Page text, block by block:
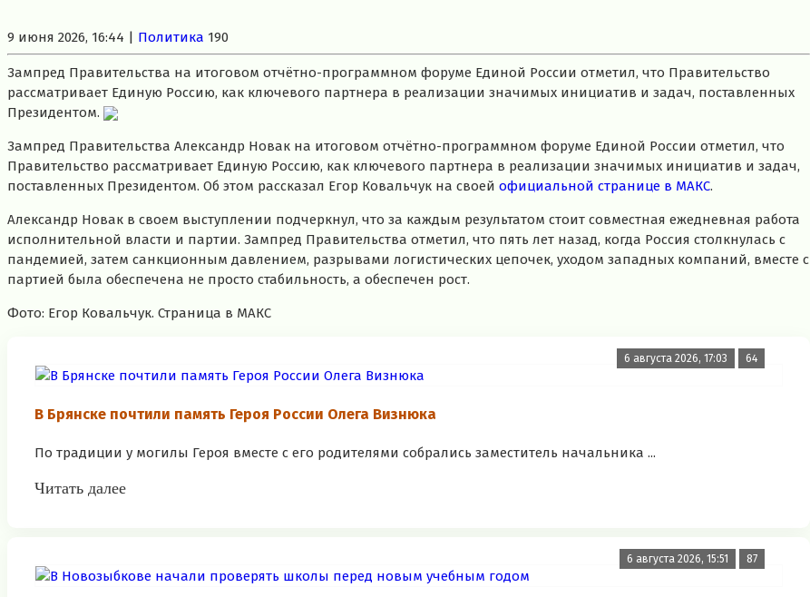
9 июня 2026, 16:44 | Политика 190
Зампред Правительства на итоговом отчётно-программном форуме Единой России отметил, что Правительство
рассматривает Единую Россию, как ключевого партнера в реализации значимых инициатив и задач, поставленных
Президентом.
Зампред Правительства Александр Новак на итоговом отчётно-программном форуме Единой России отметил, что
Правительство рассматривает Единую Россию, как ключевого партнера в реализации значимых инициатив и задач,
поставленных Президентом. Об этом рассказал Егор Ковальчук на своей официальной странице в МАКС.
Александр Новак в своем выступлении подчеркнул, что за каждым результатом стоит совместная ежедневная работа
исполнительной власти и партии. Зампред Правительства отметил, что пять лет назад, когда Россия столкнулась с
пандемией, затем санкционным давлением, разрывами логистических цепочек, уходом западных компаний, вместе с
партией была обеспечена не просто стабильность, а обеспечен рост.
Фото: Егор Ковальчук. Страница в МАКС
6 августа 2026, 17:03 64
В Брянске почтили память Героя России Олега Визнюка
По традиции у могилы Героя вместе с его родителями собрались заместитель начальника ...
Читать далее
6 августа 2026, 15:51 87